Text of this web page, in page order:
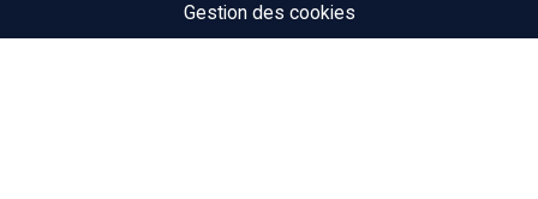
Gestion des cookies